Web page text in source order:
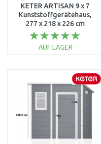
KETER ARTISAN 9 x 7
Kunststoffgerätehaus,
277 x 218 x 226 cm
17204256
AUF LAGER
WARENKORB